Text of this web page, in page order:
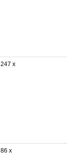
247 x
86 x